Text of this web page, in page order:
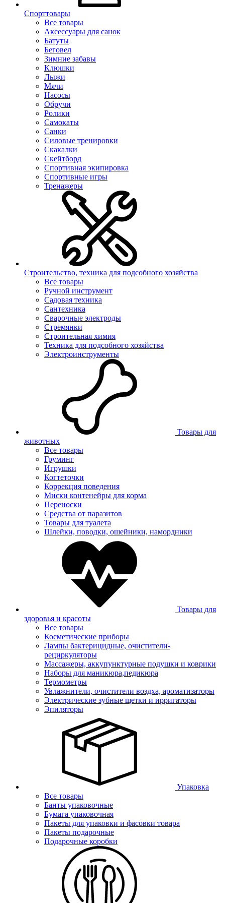
Спорттовары
Все товары
Аксессуары для санок
Батуты
Беговел
Зимние забавы
Клюшки
Лыжи
Мячи
Насосы
Обручи
Ролики
Самокаты
Санки
Силовые тренировки
Скакалки
Скейтборд
Спортивная экипировка
Спортивные игры
Тренажеры
Строительство, техника для подсобного хозяйства
Все товары
Ручной инструмент
Садовая техника
Сантехника
Сварочные электроды
Стремянки
Строительная химия
Техника для подсобного хозяйства
Электроинструменты
Товары для
животных
Все товары
Груминг
Игрушки
Когтеточки
Коррекция поведения
Миски контенейры для корма
Переноски
Средства от паразитов
Товары для туалета
Шлейки, поводки, ошейники, намордники
Товары для
здоровья и красоты
Все товары
Косметические приборы
Лампы бактерицидные, очистители-
рециркуляторы
Массажеры, аккупунктурные подушки и коврики
Наборы для маникюра,педикюра
Термометры
Увлажнители, очистители воздха, ароматизаторы
Электрические зубные щетки и ирригаторы
Эпиляторы
Упаковка
Все товары
Банты упаковочные
Бумага упаковочная
Пакеты для упаковки и фасовки товара
Пакеты подарочные
Подарочные коробки